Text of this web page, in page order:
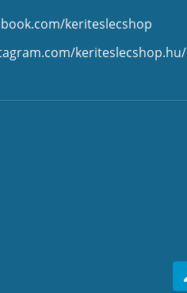
keriteslecshop
keriteslecshop.hu/